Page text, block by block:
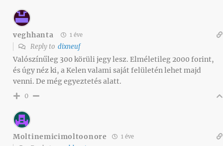
veghhanta 1 éve
Reply to dixneuf
Valószínűleg 300 körüli jegy lesz. Elméletileg 2000 forint,
és úgy néz ki, a Kelen valami saját felületén lehet majd
venni. De még egyeztetés alatt.
0
Moltinemicimoltoonore 1 éve